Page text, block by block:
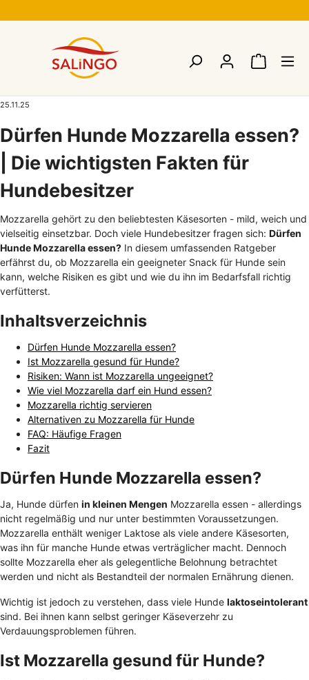
25.11.25
Dürfen Hunde Mozzarella essen?
| Die wichtigsten Fakten für
Hundebesitzer
Mozzarella gehört zu den beliebtesten Käsesorten - mild, weich und
vielseitig einsetzbar. Doch viele Hundebesitzer fragen sich: Dürfen
Hunde Mozzarella essen? In diesem umfassenden Ratgeber
erfährst du, ob Mozzarella ein geeigneter Snack für Hunde sein
kann, welche Risiken es gibt und wie du ihn im Bedarfsfall richtig
verfütterst.
Inhaltsverzeichnis
Dürfen Hunde Mozzarella essen?
Ist Mozzarella gesund für Hunde?
Risiken: Wann ist Mozzarella ungeeignet?
Wie viel Mozzarella darf ein Hund essen?
Mozzarella richtig servieren
Alternativen zu Mozzarella für Hunde
FAQ: Häufige Fragen
Fazit
Dürfen Hunde Mozzarella essen?
Ja, Hunde dürfen in kleinen Mengen Mozzarella essen - allerdings
nicht regelmäßig und nur unter bestimmten Voraussetzungen.
Mozzarella enthält weniger Laktose als viele andere Käsesorten,
was ihn für manche Hunde etwas verträglicher macht. Dennoch
sollte Mozzarella eher als gelegentliche Belohnung betrachtet
werden und nicht als Bestandteil der normalen Ernährung dienen.
Wichtig ist jedoch zu verstehen, dass viele Hunde laktoseintolerant
sind. Bei ihnen kann selbst geringer Käseverzehr zu
Verdauungsproblemen führen.
Ist Mozzarella gesund für Hunde?